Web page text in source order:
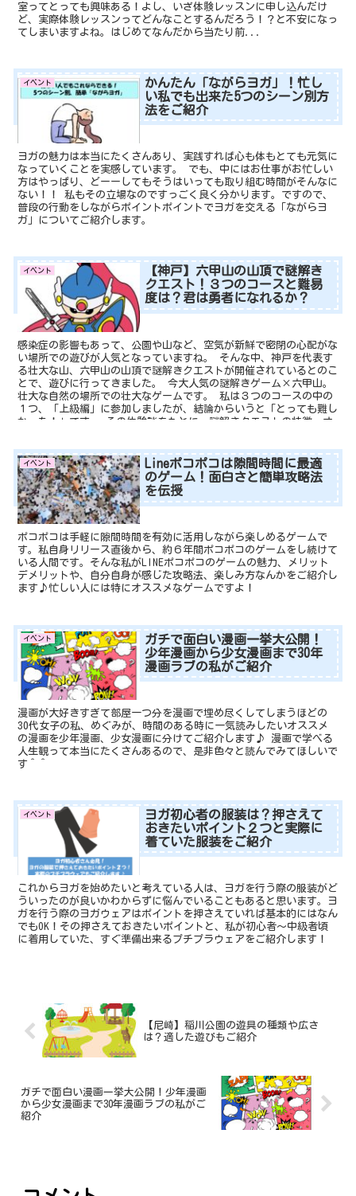
室ってとっても興味ある！よし、いざ体験レッスンに申し込んだけ
ど、実際体験レッスンってどんなことするんだろう！？と不安になっ
てしまいますよね。はじめてなんだから当たり前...
イベント
かんたん「ながらヨガ」！忙し
い私でも出来た5つのシーン別方
法をご紹介
ヨガの魅力は本当にたくさんあり、実践すれば心も体もとても元気に
なっていくことを実感しています。 でも、中にはお仕事がお忙しい
方はやっぱり、どーーしてもそうはいっても取り組む時間がそんなに
ない！！ 私もその立場なのですっごく良く分かります。ですので、
普段の行動をしながらポイントポイントでヨガを交える「ながらヨ
ガ」についてご紹介します。
イベント
【神戸】六甲山の山頂で謎解き
クエスト！３つのコースと難易
度は？君は勇者になれるか？
感染症の影響もあって、公園や山など、空気が新鮮で密閉の心配がな
い場所での遊びが人気となっていますね。 そんな中、神戸を代表す
る壮大な山、六甲山の山頂で謎解きクエストが開催されているとのこ
とで、遊びに行ってきました。 今大人気の謎解きゲーム×六甲山。
壮大な自然の場所での壮大なゲームです。 私は３つのコースの中の
１つ、「上級編」に参加しましたが、結論からいうと「とっても難し
かった！」です。 その体験談をもとに、謎解きクエストの特徴、オ
イベント
Lineポコポコは隙間時間に最適
のゲーム！面白さと簡単攻略法
を伝授
ポコポコは手軽に隙間時間を有効に活用しながら楽しめるゲームで
す。私自身リリース直後から、約６年間ポコポコのゲームをし続けて
いる人間です。そんな私がLINEポコポコのゲームの魅力、メリット
デメリットや、自分自身が感じた攻略法、楽しみ方なんかをご紹介し
ます♪忙しい人には特にオススメなゲームですよ！
イベント
ガチで面白い漫画一挙大公開！
少年漫画から少女漫画まで30年
漫画ラブの私がご紹介
漫画が大好きすぎて部屋一つ分を漫画で埋め尽くしてしまうほどの
30代女子の私、めぐみが、時間のある時に一気読みしたいオススメ
の漫画を少年漫画、少女漫画に分けてご紹介します♪ 漫画で学べる
人生観って本当にたくさんあるので、是非色々と読んでみてほしいで
す＾＾
イベント
ヨガ初心者の服装は？押さえて
おきたいポイント２つと実際に
着ていた服装をご紹介
これからヨガを始めたいと考えている人は、ヨガを行う際の服装がど
ういったのが良いかわからずに悩んでいることもあると思います。ヨ
ガを行う際のヨガウェアはポイントを押さえていれば基本的にはなん
でもOK！その押さえておきたいポイントと、私が初心者～中級者頃
に着用していた、すぐ準備出来るプチプラウェアをご紹介します！
【尼崎】稲川公園の遊具の種類や広さ
は？適した遊びもご紹介
ガチで面白い漫画一挙大公開！少年漫画
から少女漫画まで30年漫画ラブの私がご
紹介